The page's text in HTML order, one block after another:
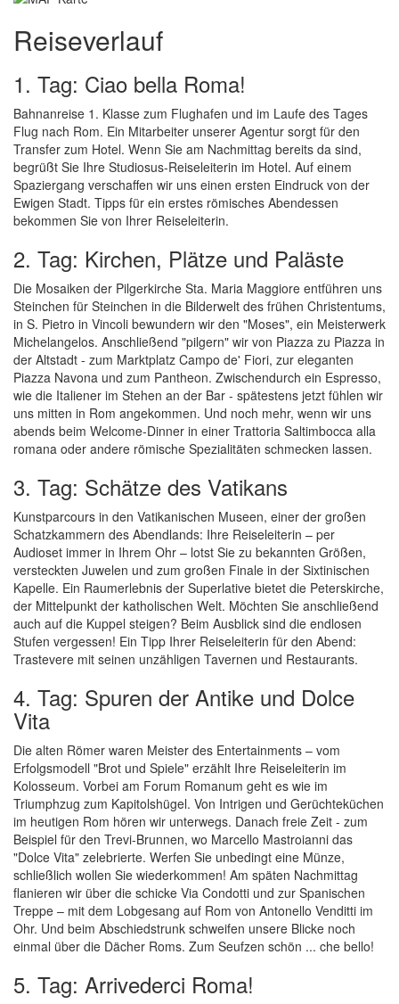
Reiseverlauf
1. Tag: Ciao bella Roma!
Bahnanreise 1. Klasse zum Flughafen und im Laufe des Tages
Flug nach Rom. Ein Mitarbeiter unserer Agentur sorgt für den
Transfer zum Hotel. Wenn Sie am Nachmittag bereits da sind,
begrüßt Sie Ihre Studiosus-Reiseleiterin im Hotel. Auf einem
Spaziergang verschaffen wir uns einen ersten Eindruck von der
Ewigen Stadt. Tipps für ein erstes römisches Abendessen
bekommen Sie von Ihrer Reiseleiterin.
2. Tag: Kirchen, Plätze und Paläste
Die Mosaiken der Pilgerkirche Sta. Maria Maggiore entführen uns
Steinchen für Steinchen in die Bilderwelt des frühen Christentums,
in S. Pietro in Vincoli bewundern wir den "Moses", ein Meisterwerk
Michelangelos. Anschließend "pilgern" wir von Piazza zu Piazza in
der Altstadt - zum Marktplatz Campo de' Fiori, zur eleganten
Piazza Navona und zum Pantheon. Zwischendurch ein Espresso,
wie die Italiener im Stehen an der Bar - spätestens jetzt fühlen wir
uns mitten in Rom angekommen. Und noch mehr, wenn wir uns
abends beim Welcome-Dinner in einer Trattoria Saltimbocca alla
romana oder andere römische Spezialitäten schmecken lassen.
3. Tag: Schätze des Vatikans
Kunstparcours in den Vatikanischen Museen, einer der großen
Schatzkammern des Abendlands: Ihre Reiseleiterin – per
Audioset immer in Ihrem Ohr – lotst Sie zu bekannten Größen,
versteckten Juwelen und zum großen Finale in der Sixtinischen
Kapelle. Ein Raumerlebnis der Superlative bietet die Peterskirche,
der Mittelpunkt der katholischen Welt. Möchten Sie anschließend
auch auf die Kuppel steigen? Beim Ausblick sind die endlosen
Stufen vergessen! Ein Tipp Ihrer Reiseleiterin für den Abend:
Trastevere mit seinen unzähligen Tavernen und Restaurants.
4. Tag: Spuren der Antike und Dolce
Vita
Die alten Römer waren Meister des Entertainments – vom
Erfolgsmodell "Brot und Spiele" erzählt Ihre Reiseleiterin im
Kolosseum. Vorbei am Forum Romanum geht es wie im
Triumphzug zum Kapitolshügel. Von Intrigen und Gerüchteküchen
im heutigen Rom hören wir unterwegs. Danach freie Zeit - zum
Beispiel für den Trevi-Brunnen, wo Marcello Mastroianni das
"Dolce Vita" zelebrierte. Werfen Sie unbedingt eine Münze,
schließlich wollen Sie wiederkommen! Am späten Nachmittag
flanieren wir über die schicke Via Condotti und zur Spanischen
Treppe – mit dem Lobgesang auf Rom von Antonello Venditti im
Ohr. Und beim Abschiedstrunk schweifen unsere Blicke noch
einmal über die Dächer Roms. Zum Seufzen schön ... che bello!
5. Tag: Arrivederci Roma!